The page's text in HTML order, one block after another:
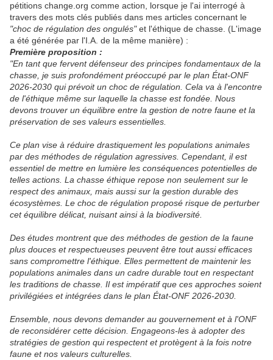
pétitions change.org comme action, lorsque je l'ai interrogé à
travers des mots clés publiés dans mes articles concernant le
"choc de régulation des ongulés"et l'éthique de chasse. (L'image
a été générée par l'I.A. de la même manière) :
Première proposition :
"En tant que fervent défenseur des principes fondamentaux de la
chasse, je suis profondément préoccupé par le plan État-ONF
2026-2030 qui prévoit un choc de régulation. Cela va à l'encontre
de l'éthique même sur laquelle la chasse est fondée. Nous
devons trouver un équilibre entre la gestion de notre faune et la
préservation de ses valeurs essentielles.
Ce plan vise à réduire drastiquement les populations animales
par des méthodes de régulation agressives. Cependant, il est
essentiel de mettre en lumière les conséquences potentielles de
telles actions. La chasse éthique repose non seulement sur le
respect des animaux, mais aussi sur la gestion durable des
écosystèmes. Le choc de régulation proposé risque de perturber
cet équilibre délicat, nuisant ainsi à la biodiversité.
Des études montrent que des méthodes de gestion de la faune
plus douces et respectueuses peuvent être tout aussi efficaces
sans compromettre l'éthique. Elles permettent de maintenir les
populations animales dans un cadre durable tout en respectant
les traditions de chasse. Il est impératif que ces approches soient
privilégiées et intégrées dans le plan État-ONF 2026-2030.
Ensemble, nous devons demander au gouvernement et à l'ONF
de reconsidérer cette décision. Engageons-les à adopter des
stratégies de gestion qui respectent et protègent à la fois notre
faune et nos valeurs culturelles.